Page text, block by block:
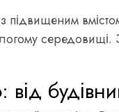
вмістом
середовищі.